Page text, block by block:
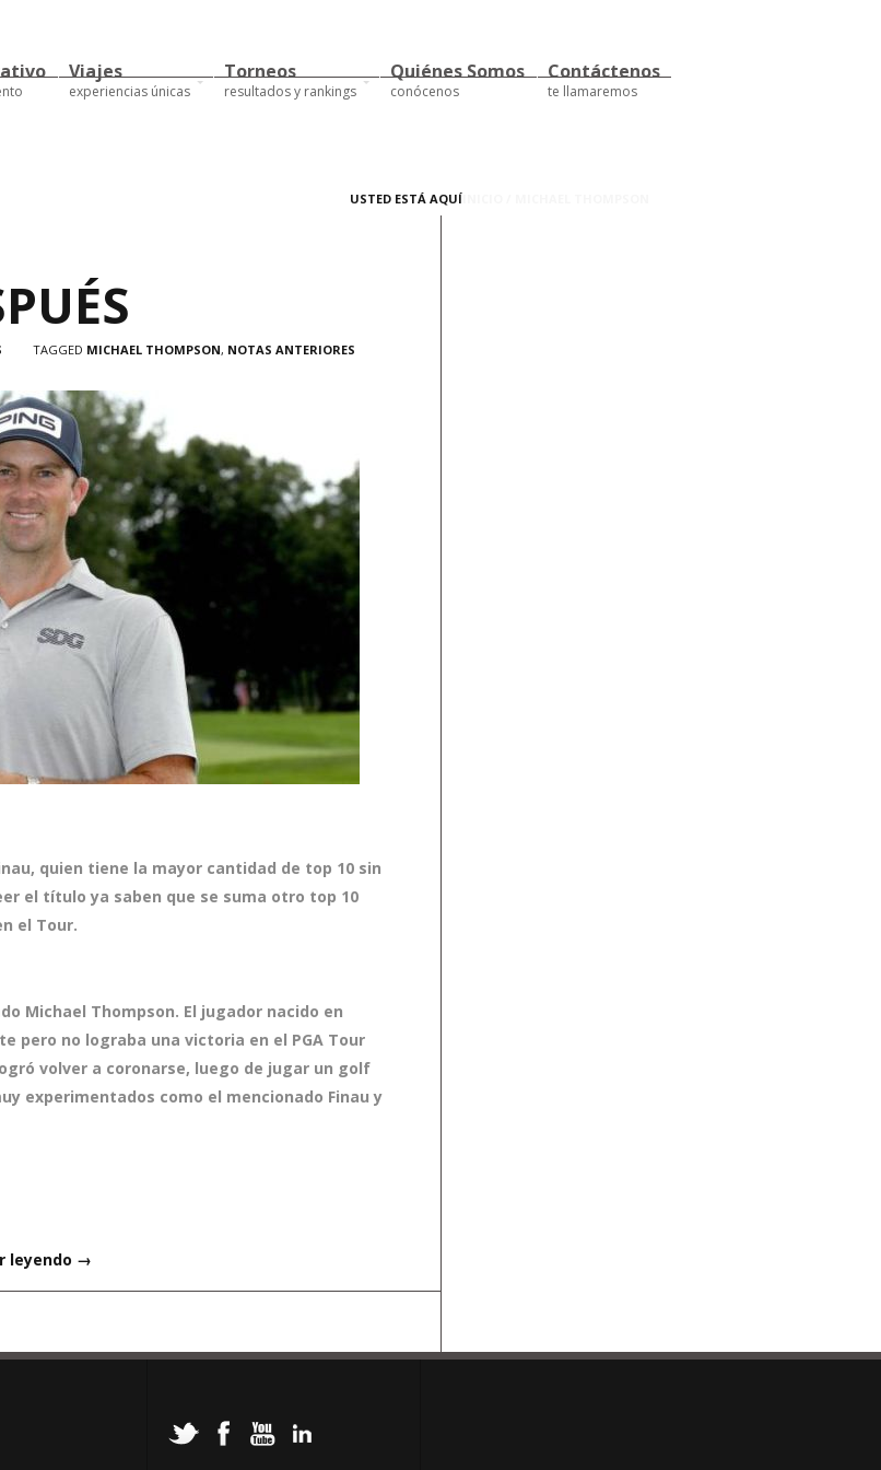
Viajes
experiencias únicas
Torneos
resultados y rankings
Quiénes Somos
conócenos
Contáctenos
te llamaremos
USTED ESTÁ AQUÍ
TAGGED MICHAEL THOMPSON, NOTAS ANTERIORES
quien tiene la mayor cantidad de top 10 sin
el título ya saben que se suma otro top 10
el Tour.
Michael Thompson. El jugador nacido en
pero no lograba una victoria en el PGA Tour
volver a coronarse, luego de jugar un golf
experimentados como el mencionado Finau y
leyendo →